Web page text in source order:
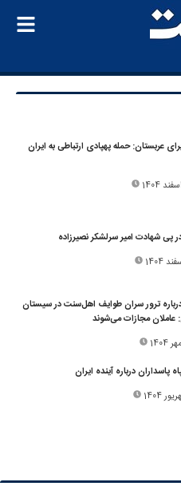
عربستان: حمله پهپادی ارتباطی به ایران
در پی شهادت امیر سرلشکر نصیرزاده
درباره ترور سران طوایف اهل‌سنت در سیستان
عاملان مجازات می‌شوند
پاسداران درباره آینده ایران